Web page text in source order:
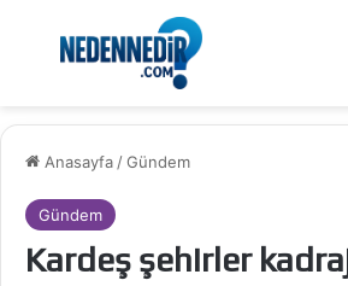
Menü
Anasayfa /Gündem
Gündem
Kardeş şehirler